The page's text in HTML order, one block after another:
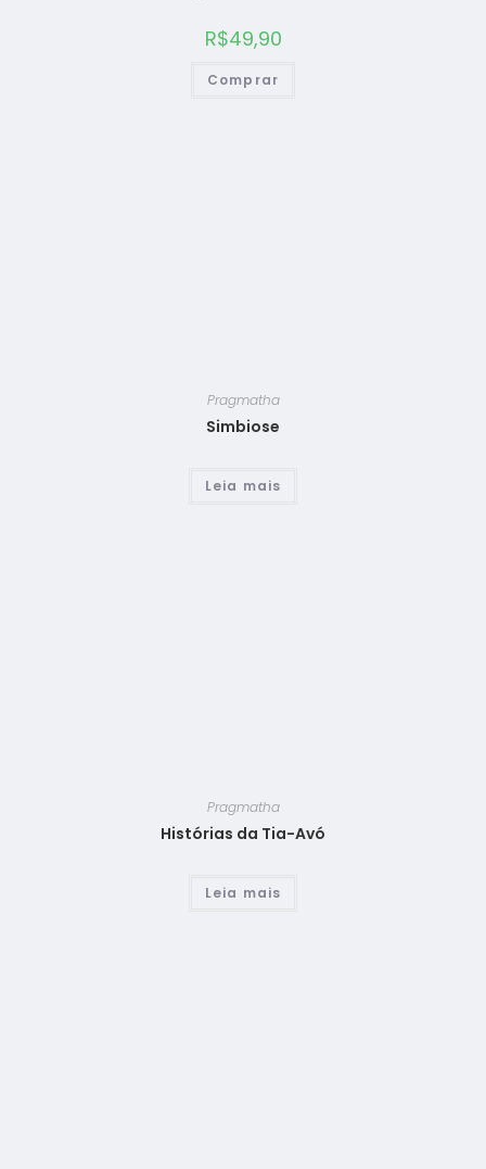
R$49,90
Comprar
Pragmatha
Simbiose
Leia mais
Pragmatha
Histórias da Tia-Avó
Leia mais